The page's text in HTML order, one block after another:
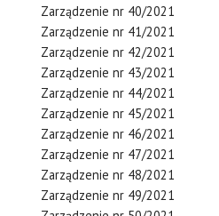
Zarządzenie nr 40/2021
Zarządzenie nr 41/2021
Zarządzenie nr 42/2021
Zarządzenie nr 43/2021
Zarządzenie nr 44/2021
Zarządzenie nr 45/2021
Zarządzenie nr 46/2021
Zarządzenie nr 47/2021
Zarządzenie nr 48/2021
Zarządzenie nr 49/2021